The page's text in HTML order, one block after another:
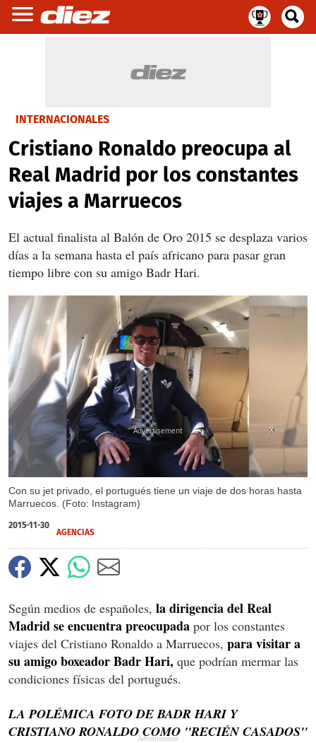
INTERNACIONALES
Cristiano Ronaldo preocupa al
Real Madrid por los constantes
viajes a Marruecos
El actual finalista al Balón de Oro 2015 se desplaza varios
días a la semana hasta el país africano para pasar gran
tiempo libre con su amigo Badr Hari.
Con su jet privado, el portugués tiene un viaje de dos horas hasta
Marruecos. (Foto: Instagram)
X
X
2015-11-30
AGENCIAS
Según medios de españoles, la dirigencia del Real
Madrid se encuentra preocupada por los constantes
viajes del Cristiano Ronaldo a Marruecos, para visitar a
su amigo boxeador Badr Hari, que podrían mermar las
condiciones físicas del portugués.
LA POLÉMICA FOTO DE BADR HARI Y
CRISTIANO RONALDO COMO ''RECIÉN CASADOS''